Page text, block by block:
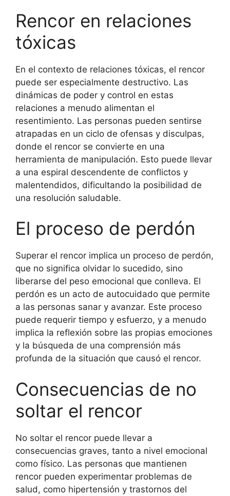
Rencor en relaciones
tóxicas
En el contexto de relaciones tóxicas, el rencor
puede ser especialmente destructivo. Las
dinámicas de poder y control en estas
relaciones a menudo alimentan el
resentimiento. Las personas pueden sentirse
atrapadas en un ciclo de ofensas y disculpas,
donde el rencor se convierte en una
herramienta de manipulación. Esto puede llevar
a una espiral descendente de conflictos y
malentendidos, dificultando la posibilidad de
una resolución saludable.
El proceso de perdón
Superar el rencor implica un proceso de perdón,
que no significa olvidar lo sucedido, sino
liberarse del peso emocional que conlleva. El
perdón es un acto de autocuidado que permite
a las personas sanar y avanzar. Este proceso
puede requerir tiempo y esfuerzo, y a menudo
implica la reflexión sobre las propias emociones
y la búsqueda de una comprensión más
profunda de la situación que causó el rencor.
Consecuencias de no
soltar el rencor
No soltar el rencor puede llevar a
consecuencias graves, tanto a nivel emocional
como físico. Las personas que mantienen
rencor pueden experimentar problemas de
salud, como hipertensión y trastornos del